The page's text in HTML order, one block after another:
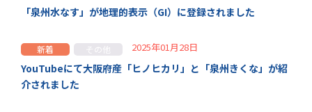
「泉州水なす」が地理的表示（GI）に登録されました
新着 その他 2025年01月28日
YouTubeにて大阪府産「ヒノヒカリ」と「泉州きくな」が紹
介されました